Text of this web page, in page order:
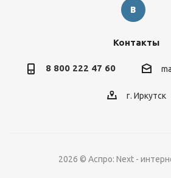
Контакты
8 800 222 47 60
г. Иркутск
2026 © Аспро: Next -